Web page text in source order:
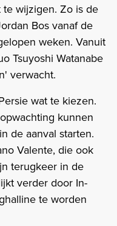
wijzigen. Zo is de
Bos vanaf de
weken. Vanuit
Tsuyoshi Watanabe
verwacht.
wat te kiezen.
kunnen
de aanval starten.
Valente, die ook
terugkeer in de
verder door In-
te worden